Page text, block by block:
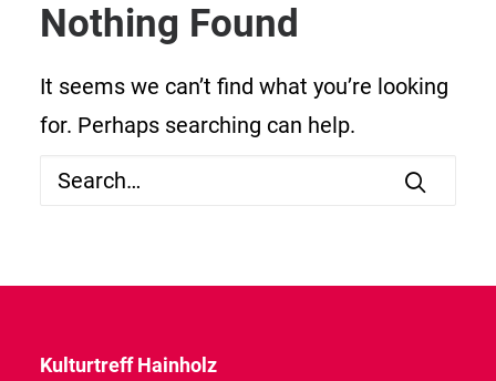
Nothing Found
It seems we can’t find what you’re looking
for. Perhaps searching can help.
Kulturtreff Hainholz